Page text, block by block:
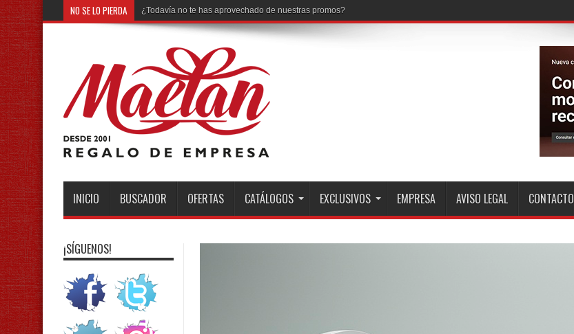
NO SE LO PIERDA Ya está disponible: nu
INICIO BUSCADOR OFERTAS CATÁLOGOS EXCLUSIVOS EMPRESA AVISO LEGAL CONTACTO
¡SÍGUENOS!